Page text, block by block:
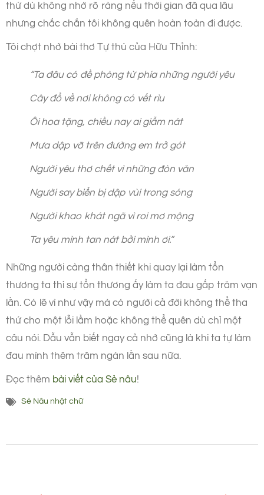
thứ dù không nhớ rõ ràng nếu thời gian đã qua lâu
nhưng chắc chắn tôi không quên hoàn toàn đi được.
Tôi chợt nhớ bài thơ Tự thú của Hữu Thỉnh:
“Ta đâu có đề phòng từ phía những người yêu
Cây đổ về nơi không có vết rìu
Ôi hoa tặng, chiều nay ai giẫm nát
Mưa dập vỡ trên đường em trở gót
Người yêu thơ chết vì những đòn văn
Người say biển bị dập vùi trong sóng
Người khao khát ngã vì roi mơ mộng
Ta yêu mình tan nát bởi mình ơi.”
Những người càng thân thiết khi quay lại làm tổn
thương ta thì sự tổn thương ấy làm ta đau gấp trăm vạn
lần. Có lẽ vì như vậy mà có người cả đời không thể tha
thứ cho một lỗi lầm hoặc không thể quên dù chỉ một
câu nói. Dẫu vẫn biết ngay cả nhớ cũng là khi ta tự làm
đau mình thêm trăm ngàn lần sau nữa.
Đọc thêm bài viết của Sẻ nâu!
Sẻ Nâu nhặt chữ